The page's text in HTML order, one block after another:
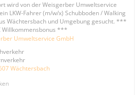
wird von der Weisgerber Umweltservice
LKW-Fahrer (m/w/x) Schubboden / Walking
Wächtersbach und Umgebung gesucht. ***
Willkommensbonus ***
Umweltservice GmbH
Wächtersbach